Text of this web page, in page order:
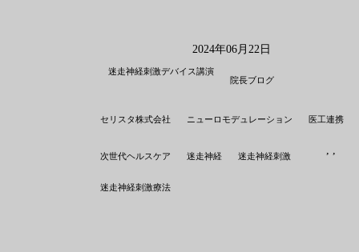
2024年06月22日
迷走神経刺激デバイス講演
院長ブログ
セリスタ株式会社 ニューロモデュレーション 医工連携
次世代ヘルスケア 迷走神経 ,
迷走神経刺激 ,
迷走神経刺激療法